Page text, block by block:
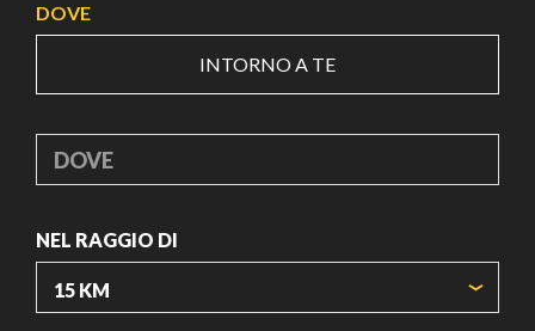
DOVE
INTORNO A TE
DOVE
NEL RAGGIO DI